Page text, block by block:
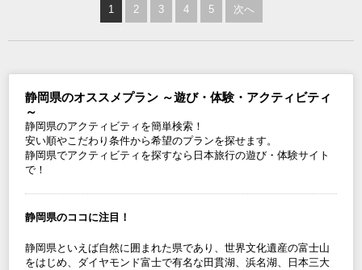
1 2 3 4 5 次へ
静岡県のオススメプラン ～遊び・体験・アクティビティ
～
静岡県のアクティビティを簡単検索！
安い順やこだわり条件から希望のプランを探せます。
静岡県でアクティビティを探すなら日本旅行の遊び・体験サイト
で！
静岡県のココに注目！
静岡県といえば自然に囲まれた県であり、世界文化遺産の富士山
をはじめ、ダイヤモンド富士で有名な田貫湖、浜名湖、日本三大